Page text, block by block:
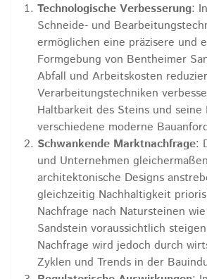
Technologische Verbesserung:
Schneide- und
ermöglichen eine präzisere und
Formgebung von Bentheimer
Abfall und Arbeitskosten
Verarbeitungstechniken
Haltbarkeit des Steins und seine
verschiedene moderne
Schwankende Marktnachfrage:
und Unternehmen
architektonische Designs
gleichzeitig Nachhaltigkeit
Nachfrage nach Natursteinen
Sandstein voraussichtlich
Nachfrage wird jedoch durch
Zyklen und Trends in der